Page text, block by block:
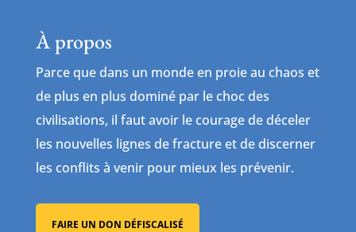
À propos
Parce que dans un monde en proie au chaos et
de plus en plus dominé par le choc des
civilisations, il faut avoir le courage de déceler
les nouvelles lignes de fracture et de discerner
les conflits à venir pour mieux les prévenir.
FAIRE UN DON DÉFISCALISÉ